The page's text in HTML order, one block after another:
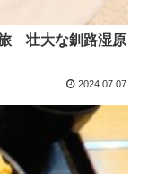
旅 壮大な釧路湿原
2024.07.07